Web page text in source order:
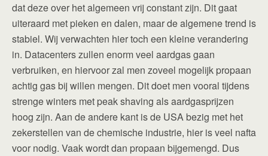
dat deze over het algemeen vrij constant zijn. Dit gaat
uiteraard met pieken en dalen, maar de algemene trend is
stabiel. Wij verwachten hier toch een kleine verandering
in. Datacenters zullen enorm veel aardgas gaan
verbruiken, en hiervoor zal men zoveel mogelijk propaan
achtig gas bij willen mengen. Dit doet men vooral tijdens
strenge winters met peak shaving als aardgasprijzen
hoog zijn. Aan de andere kant is de USA bezig met het
zekerstellen van de chemische industrie, hier is veel nafta
voor nodig. Vaak wordt dan propaan bijgemengd. Dus